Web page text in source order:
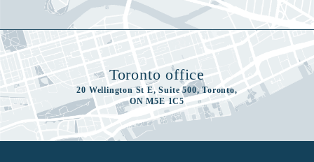
Toronto office
20 Wellington St E, Suite 500, Toronto,
ON M5E 1C5